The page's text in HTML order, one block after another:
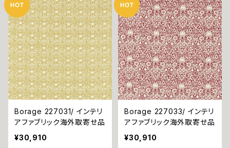
Borage 227031/ インテリ
アファブリック海外取寄せ品
¥30,910
Borage 227033/ インテリ
アファブリック海外取寄せ品
¥30,910